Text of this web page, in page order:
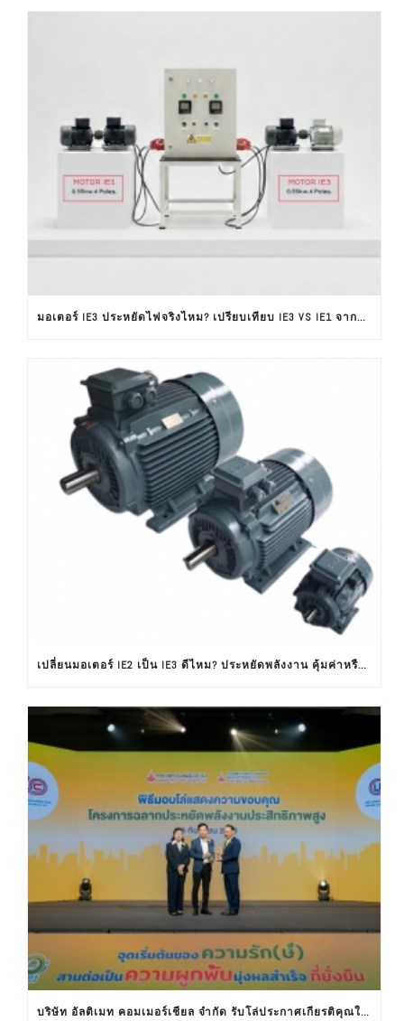
มอเตอร์ IE3 ประหยัดไฟจริงไหม? เปรียบเทียบ IE3 VS IE1 จากผลทดสอบใช้งานจริง
เปลี่ยนมอเตอร์ IE2 เป็น IE3 ดีไหม? ประหยัดพลังงาน คุ้มค่าหรือไม่ ?
บริษัท อัลติเมท คอมเมอร์เชียล จำกัด รับโล่ประกาศเกียรติคุณในงานครบรอบ 30 ปีฉลากประหยัดไฟฟ้าเบอร์ 5